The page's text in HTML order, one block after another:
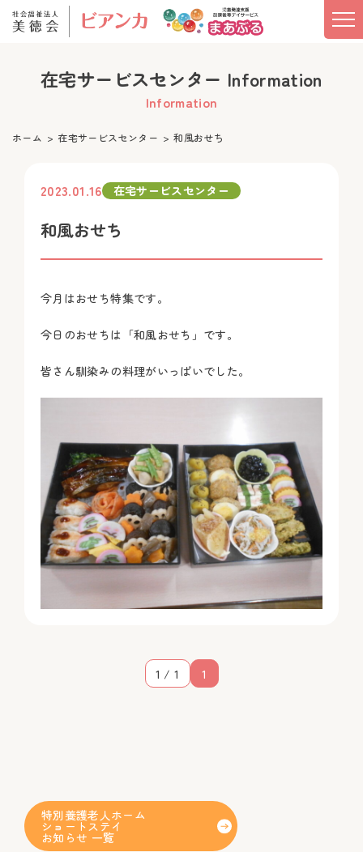
在宅サービスセンター Information
Information
ホーム 在宅サービスセンター 和風おせち
2023.01.16 在宅サービスセンター
和風おせち
今月はおせち特集です。
今日のおせちは「和風おせち」です。
皆さん馴染みの料理がいっぱいでした。
1 / 1 1
特別養護老人ホーム
ショートステイ
お知らせ 一覧